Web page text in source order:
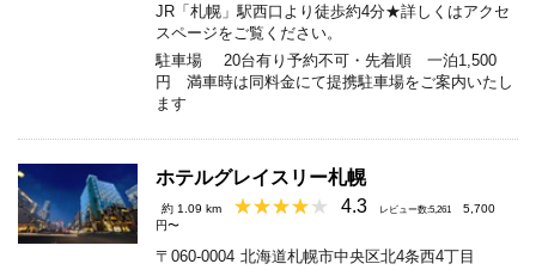
JR「札幌」駅西口より徒歩約4分★詳しくはアクセ
スページをご覧ください。
駐車場
20台有り予約不可・先着順 一泊1,500
円 満車時は同料金にて提携駐車場をご案内いたし
ます
ホテルグレイスリー札幌
約 1.09 km 4.3 レビュー数:5,261
5,700
円〜
〒060-0004 北海道札幌市中央区北4条西4丁目